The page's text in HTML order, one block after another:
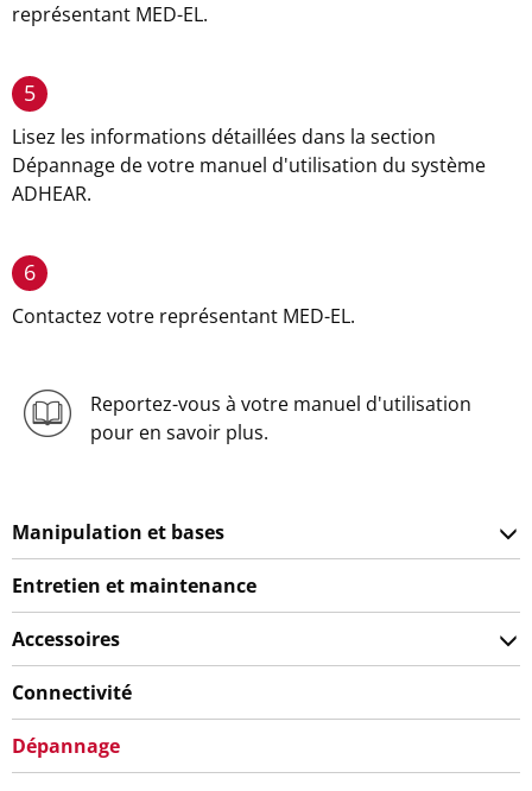
représentant MED-EL.
5
Lisez les informations détaillées dans la section
Dépannage de votre manuel d'utilisation du système
ADHEAR.
6
Contactez votre représentant MED-EL.
Reportez-vous à votre manuel d'utilisation
pour en savoir plus.
Manipulation et bases
Entretien et maintenance
Accessoires
Connectivité
Dépannage